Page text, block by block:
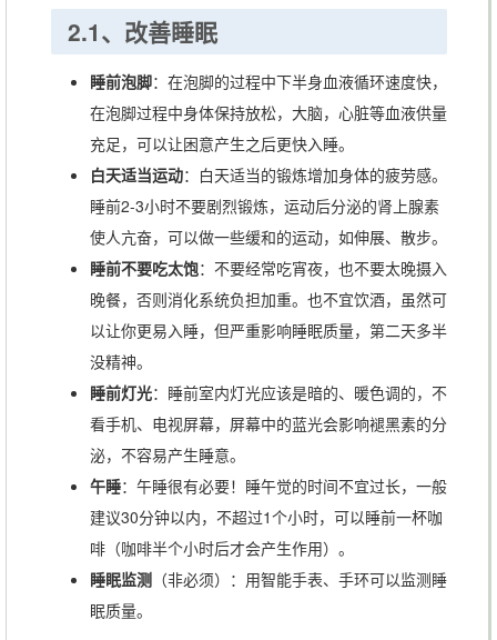
2.1、改善睡眠
睡前泡脚：在泡脚的过程中下半身血液循环速度快，
在泡脚过程中身体保持放松，大脑，心脏等血液供量
充足，可以让困意产生之后更快入睡。
白天适当运动：白天适当的锻炼增加身体的疲劳感。
睡前2-3小时不要剧烈锻炼，运动后分泌的肾上腺素
使人亢奋，可以做一些缓和的运动，如伸展、散步。
睡前不要吃太饱：不要经常吃宵夜，也不要太晚摄入
晚餐，否则消化系统负担加重。也不宜饮酒，虽然可
以让你更易入睡，但严重影响睡眠质量，第二天多半
没精神。
睡前灯光：睡前室内灯光应该是暗的、暖色调的，不
看手机、电视屏幕，屏幕中的蓝光会影响褪黑素的分
泌，不容易产生睡意。
午睡：午睡很有必要！睡午觉的时间不宜过长，一般
建议30分钟以内，不超过1个小时，可以睡前一杯咖
啡（咖啡半个小时后才会产生作用）。
睡眠监测 （非必须）：用智能手表、手环可以监测睡
眠质量。